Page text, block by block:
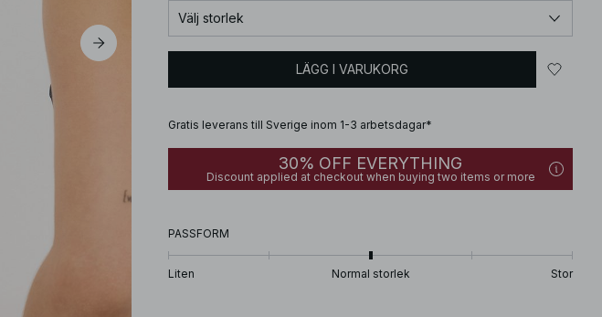
Välj storlek
LÄGG I VARUKORG
Gratis leverans till Sverige inom 1-3 arbetsdagar*
30% OFF EVERYTHING
Discount applied at checkout when buying two items or more
PASSFORM
Liten Normal storlek Stor